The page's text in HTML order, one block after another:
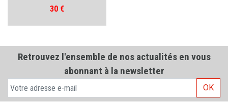
Prix
30 €
Retrouvez l'ensemble de nos actualités en vous
abonnant à la newsletter
OK